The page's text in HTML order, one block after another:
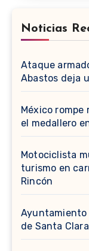
Noticias
Ataque
Abastos deja
México rompe
el medallero
Motociclista
turismo en
Rincón
Ayuntamiento
de Santa